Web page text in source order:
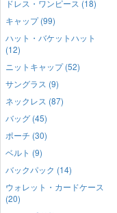
ドレス・ワンピース (18)
キャップ (99)
ハット・バケットハット
(12)
ニットキャップ (52)
サングラス (9)
ネックレス (87)
バッグ (45)
ポーチ (30)
ベルト (9)
バックパック (14)
ウォレット・カードケース
(20)